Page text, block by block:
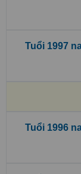
Tuổi 1997
Tuổi 1996